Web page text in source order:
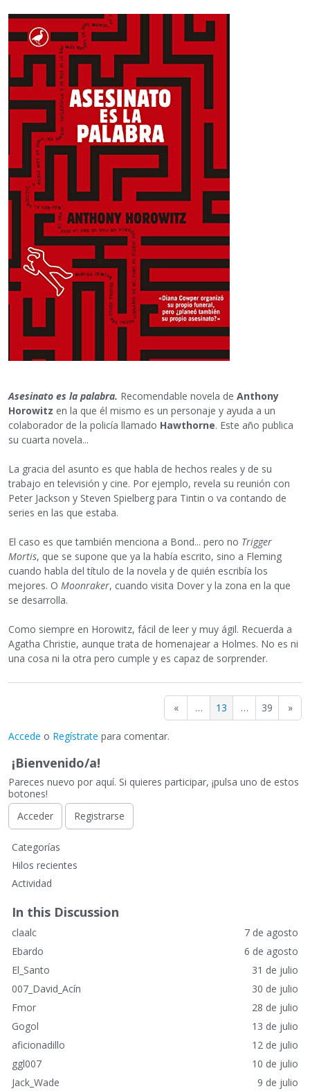
Asesinato es la palabra. Recomendable novela de Anthony
Horowitz en la que él mismo es un personaje y ayuda a un
colaborador de la policía llamado Hawthorne. Este año publica
su cuarta novela...
La gracia del asunto es que habla de hechos reales y de su
trabajo en televisión y cine. Por ejemplo, revela su reunión con
Peter Jackson y Steven Spielberg para Tintin o va contando de
series en las que estaba.
El caso es que también menciona a Bond... pero no Trigger
Mortis, que se supone que ya la había escrito, sino a Fleming
cuando habla del título de la novela y de quién escribía los
mejores. O Moonraker, cuando visita Dover y la zona en la que
se desarrolla.
Como siempre en Horowitz, fácil de leer y muy ágil. Recuerda a
Agatha Christie, aunque trata de homenajear a Holmes. No es ni
una cosa ni la otra pero cumple y es capaz de sorprender.
« … 13 … 39 »
Accede o Regístrate para comentar.
¡Bienvenido/a!
Pareces nuevo por aquí. Si quieres participar, ¡pulsa uno de estos
botones!
Acceder
Registrarse
E
n
a
c
e
s
r
á
p
d
o
s
Categorías
Hilos recientes
Actividad
In this Discussion
7 de agosto
claalc
6 de agosto
Ebardo
31 de julio
El_Santo
30 de julio
007_David_Acín
28 de julio
Fmor
13 de julio
Gogol
12 de julio
aficionadillo
10 de julio
ggl007
9 de julio
Jack_Wade